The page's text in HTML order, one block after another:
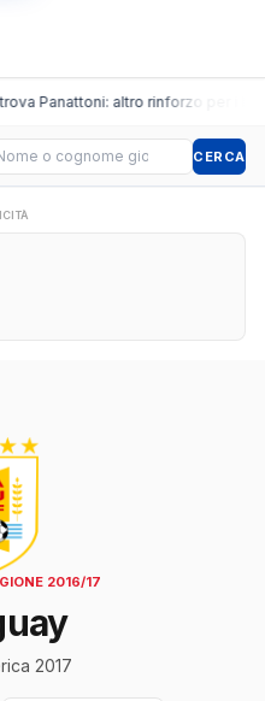
Panattoni: altro rinforzo per i
giocatore CERCA
2016/17
2017